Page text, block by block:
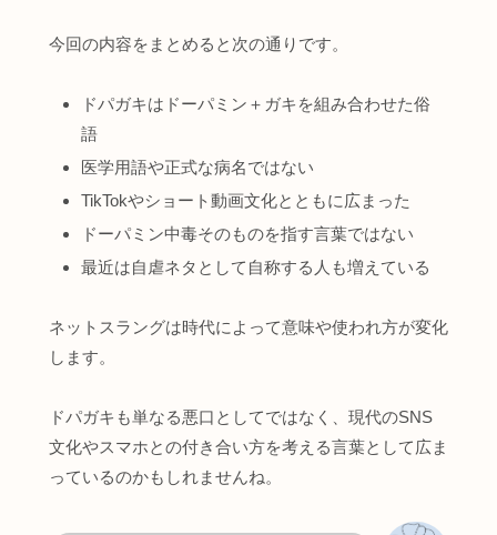
今回の内容をまとめると次の通りです。
ドパガキはドーパミン＋ガキを組み合わせた俗
語
医学用語や正式な病名ではない
TikTokやショート動画文化とともに広まった
ドーパミン中毒そのものを指す言葉ではない
最近は自虐ネタとして自称する人も増えている
ネットスラングは時代によって意味や使われ方が変化
します。
ドパガキも単なる悪口としてではなく、現代のSNS
文化やスマホとの付き合い方を考える言葉として広ま
っているのかもしれませんね。